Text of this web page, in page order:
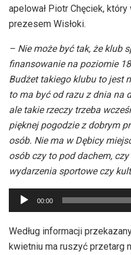
apelował Piotr Chęciek,
prezesem Wisłoki.
– Nie może być tak, że klub
finansowanie na poziomie
Budżet takiego klubu to jest
to ma być od razu z dnia na
ale takie rzeczy trzeba
pięknej pogodzie z dobrym
osób. Nie ma w Dębicy
osób czy to pod dachem,
wydarzenia sportowe czy
Odtwarzacz
plików
dźwiękowych
00:00
Według informacji
kwietniu ma ruszyć przetarg